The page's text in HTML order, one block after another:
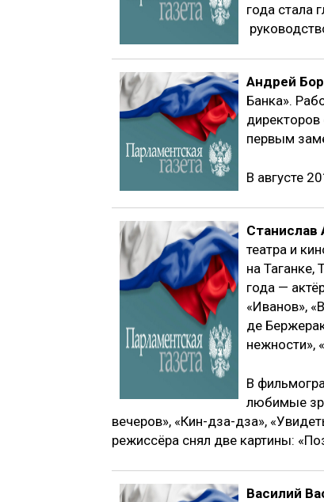
года стала
Андрей
Банка».
директоров
первым
В августе
театра и
на
года —
«Иванов»,
де
нежности»,
В
любимые
вечеров», «Кин-дза-дза»,
режиссёра снял две картины:
Василий